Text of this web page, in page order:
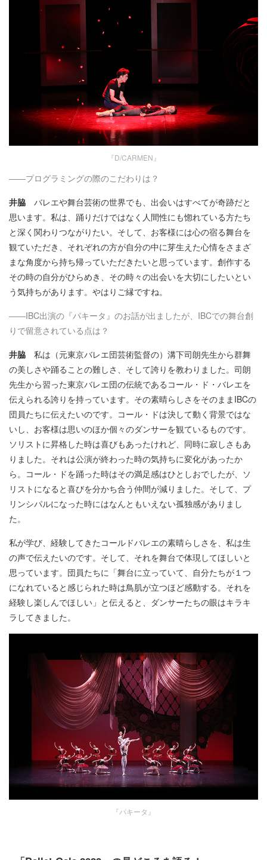
『D/CARMEN』
――プログラミングの際のこだわりは？
井脇 バレエや舞台芸術の世界でも、出会いはすべてが奇跡だと
思います。私は、踊りだけではなく人間性にも惚れている方たち
と深く関わりつながりたい。そして、お客様には心の宿る舞台を
観ていただき、それぞれの方が自分の中に芽生えた心情をさまざ
まな角度から持ち帰っていただきたいと思っています。創作する
その時の自分がひらめき、その時々の出会いを大切にしたいとい
う気持ちがあります。やはりご縁ですね。
――IBC出演の『パキータ』のお話が出ましたが、IBCでの舞台創
りで留意されている点は？
井脇 私は（元東京バレエ団芸術監督の）溝下司朗先生から群舞
の美しさや踊ることの難しさ、そして誇りを教わりました。司朗
先生から習った東京バレエ団の伝統であるコール・ド・バレエを
伝えられる誇りを持っています。その素晴らしさをそのままIBCの
団員たちに伝えたいのです。コール・ドは決して動く背景ではな
いし、お客様は思いのほか個々のダンサーを観ているものです。
ソリストに昇格した時は喜びもあったけれど、同時に寂しさもあ
りました。それは公演が終わった時の気持ちに変化があったか
ら。コール・ドを踊った時はその満足感はひとしおでしたが、ソ
リストになると喜びを分かち合う仲間が減りました。そして、プ
リンシパルになった時にはなんともいえない孤独感がありまし
た。
私が学び、経験してきたコールドバレエの素晴らしさを、私は生
の声で伝えたいのです。そして、それを舞台で体現してほしいと
思っています。団員たちに「舞台に立っていて、自分たちが１つ
になれていると感じられた時は鳥肌が立つほど感動する。それを
経験し楽しんでほしい」と伝えると、ダンサーたちの眼はキラキ
ラしてきました。
『パキータ』